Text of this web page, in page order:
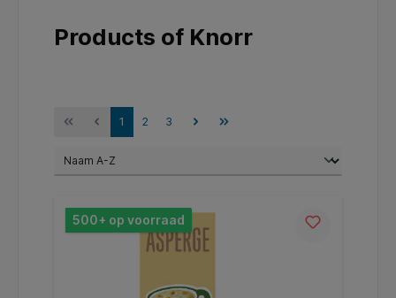
Products of Knorr
1 2 3
500+ op voorraad